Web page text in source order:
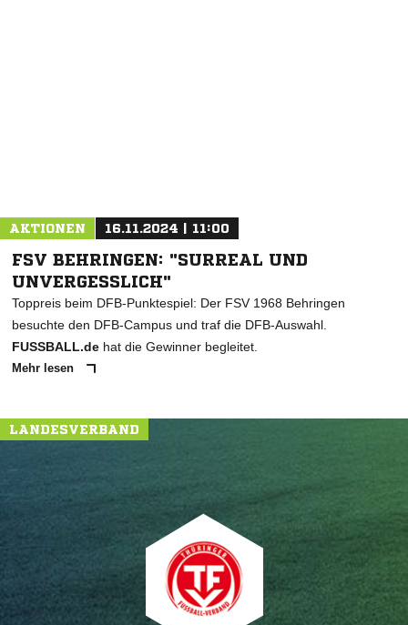
AKTIONEN 16.11.2024 | 11:00
FSV BEHRINGEN: "SURREAL UND
UNVERGESSLICH"
Toppreis beim DFB-Punktespiel: Der FSV 1968 Behringen
besuchte den DFB-Campus und traf die DFB-Auswahl.
FUSSBALL.de hat die Gewinner begleitet.
Mehr lesen
LANDESVERBAND